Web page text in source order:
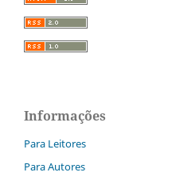
Informações
Para Leitores
Para Autores